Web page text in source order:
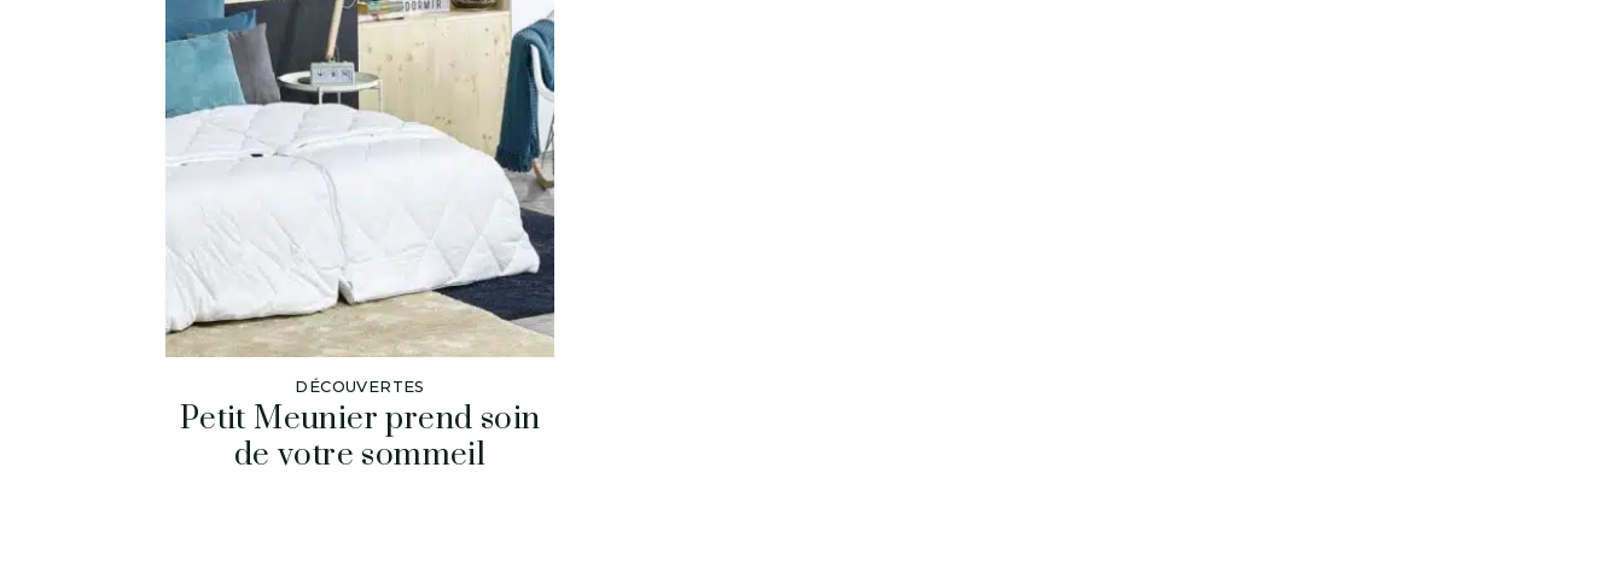
DÉCOUVERTES
Petit Meunier prend soin
de votre sommeil